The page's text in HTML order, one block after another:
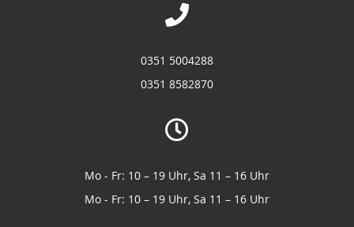
0351 5004288
0351 8582870
Mo - Fr: 10 – 19 Uhr, Sa 11 – 16 Uhr
Mo - Fr: 10 – 19 Uhr, Sa 11 – 16 Uhr